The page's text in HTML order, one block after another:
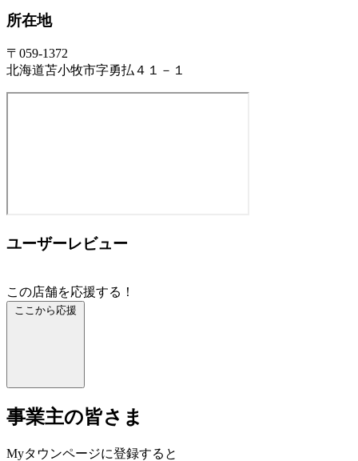
所在地
〒059-1372
北海道苫小牧市字勇払４１－１
ユーザーレビュー
この店舗を応援する！
ここから応援
事業主の皆さま
Myタウンページに登録すると